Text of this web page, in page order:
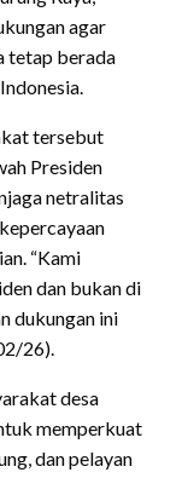
agar
tetap berada
tersebut
Presiden
netralitas
“Kami
dan bukan di
dukungan ini
26).
desa
memperkuat
dan pelayan